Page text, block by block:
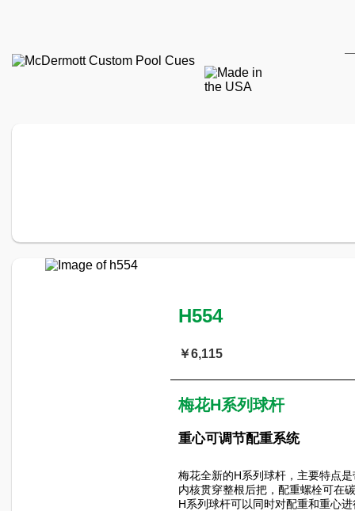
H554
￥6,115
梅花H系列球杆
重心可调节配重系统
梅花全新的H系列球杆，主要特点
内核贯穿整根后把，配重螺栓可在
H系列球杆可以同时对配重和重心